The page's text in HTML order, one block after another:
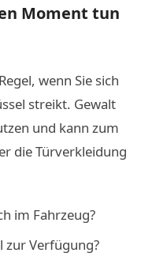
Moment tun
wenn Sie sich
streikt. Gewalt
und kann zum
die Türverkleidung
im Fahrzeug?
zur Verfügung?